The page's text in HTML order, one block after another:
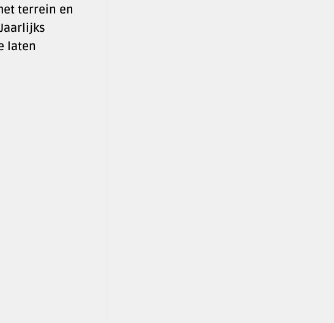
terrein en
laten